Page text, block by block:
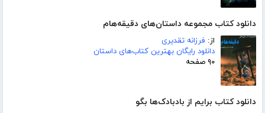
دانلود کتاب مجموعه داستان‌های دقیقه‌هام
از: فرزانه تقدیری
دانلود رایگان بهترین کتاب‌های داستان
۹۰ صفحه
دانلود کتاب برایم از بادبادک‌ها بگو